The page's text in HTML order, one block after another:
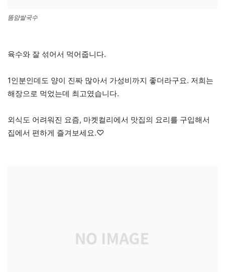
똠얌쌀국수
육수와 잘 섞어서 먹어줍니다.
1인분인데도 양이 진짜 많아서 가성비까지 좋더라구요. 저희는
해장으로 먹었는데 최고였습니다.
외식도 어려워진 요즘, 마켓컬리에서 맛집의 요리를 구입해서
집에서 편하게 즐겨보세요.♡